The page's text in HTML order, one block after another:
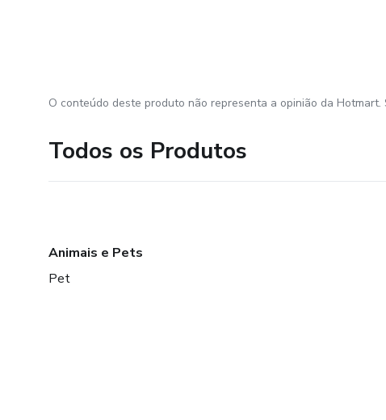
O conteúdo deste produto não representa a opinião da Hotmart.
Todos os Produtos
Animais e Pets
Pet